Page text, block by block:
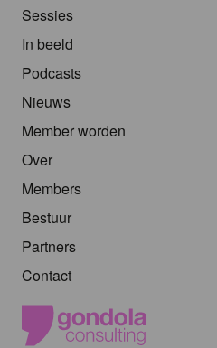
Sessies
In beeld
Podcasts
Nieuws
Member worden
Over
Members
Bestuur
Partners
Contact